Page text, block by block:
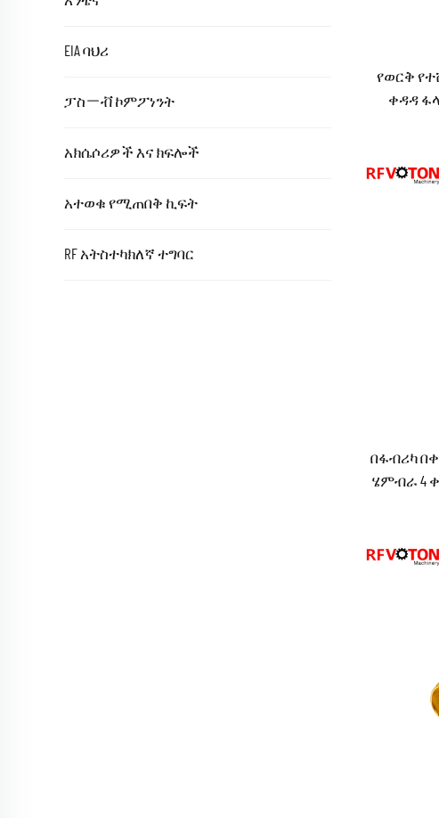
EIA ባህሪ
ፓስㄧቭ ኮምፖነንት
አክሴሶሪዎች እና ክፍሎች
አተወቁ የሚጠበቅ ኪፍት
RF አትስተካክለኛ ተግባር
የወርቅ
ቀዳዳ
በፋብሪካ
ሄምብራ 4